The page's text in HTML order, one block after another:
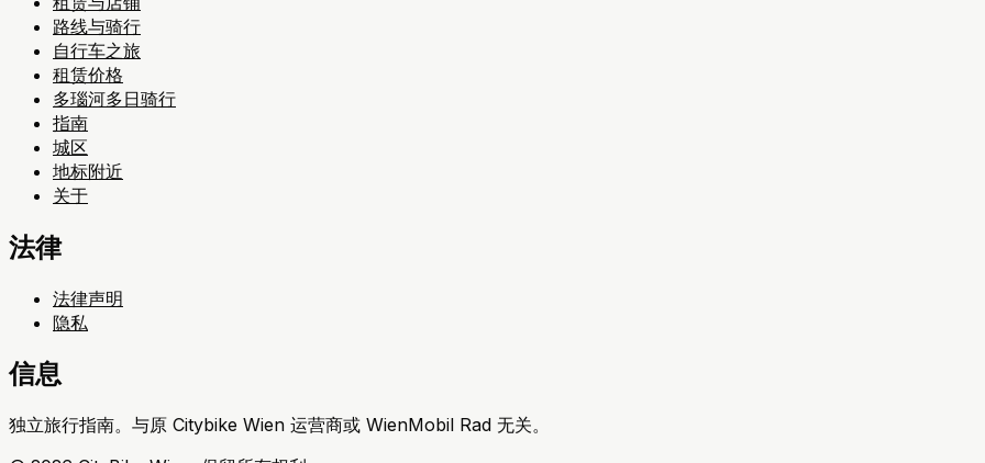
路线与骑行
自行车之旅
租赁价格
多瑙河多日骑行
指南
城区
地标附近
关于
法律
法律声明
隐私
信息
独立旅行指南。与原 Citybike Wien 运营商或 WienMobil Rad 无关。